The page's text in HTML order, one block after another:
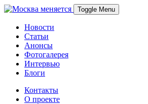
Перейти
содержимому
Toggle Menu
Новости
Статьи
Анонсы
Фотогалерея
Интервью
Блоги
Контакты
О проекте